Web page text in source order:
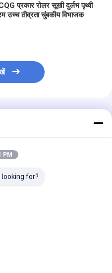
प्रकार रोलर सूखी दुर्लभ पृथ्वी
उच्च तीव्रता चुंबकीय विभाजक
PM
looking for?